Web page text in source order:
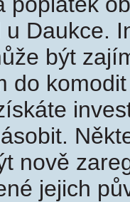
u Daukce.
být
do
nově
jejich